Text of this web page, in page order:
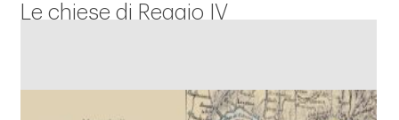
Le chiese di Reggio IV